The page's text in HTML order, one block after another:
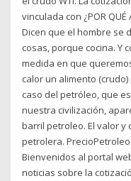
vinculada con ¿POR QUÉ
Dicen que el hombre se
cosas, porque cocina. Y
medida en que
calor un alimento
caso del petróleo, que
nuestra civilización,
barril petroleo. El valor y
petrolera.
Bienvenidos al portal
noticias sobre la